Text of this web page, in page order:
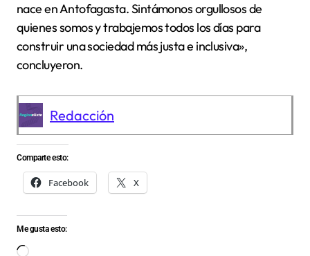
nace en Antofagasta. Sintámonos orgullosos de
quienes somos y trabajemos todos los días para
construir una sociedad más justa e inclusiva»,
concluyeron.
Redacción
Comparte esto:
Facebook X
Me gusta esto:
Cargando...